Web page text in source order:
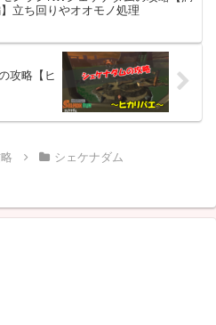
立ち回りやオオモノ処理
攻略【ヒ
シェケナダム